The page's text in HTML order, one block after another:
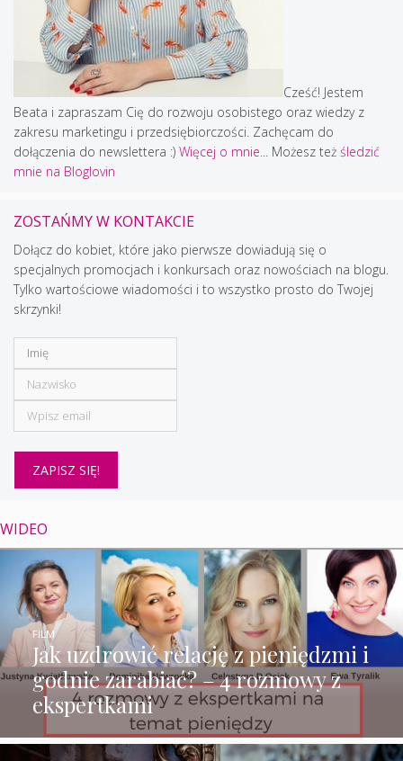
Cześć! Jestem
Beata i zapraszam Cię do rozwoju osobistego oraz wiedzy z
zakresu marketingu i przedsiębiorczości. Zachęcam do
dołączenia do newslettera :) Więcej o mnie... Możesz też śledzić
mnie na Bloglovin
ZOSTAŃMY W KONTAKCIE
Dołącz do kobiet, które jako pierwsze dowiadują się o
specjalnych promocjach i konkursach oraz nowościach na blogu.
Tylko wartościowe wiadomości i to wszystko prosto do Twojej
skrzynki!
WIDEO
Jak uzdrowić relację z pieniędzmi i
godnie zarabiać? – 4 rozmowy z
ekspertkami
FILM